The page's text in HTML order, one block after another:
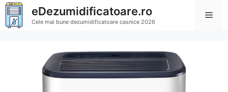
Sari
conținut
eDezumidificatoare.ro
Cele mai bune dezumidificatoare casnice 2026